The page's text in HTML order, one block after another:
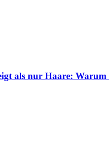
als nur Haare: